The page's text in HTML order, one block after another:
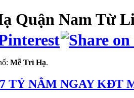
Quận Nam Từ
Mễ Trì Hạ.
TỶ NẰM NGAY KĐT